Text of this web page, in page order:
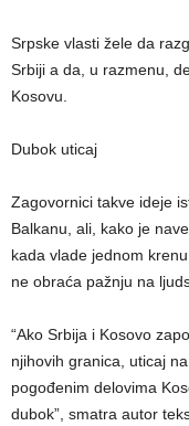
Srpske vlasti žele da
Srbiji a da, u razmenu,
Kosovu.
Dubok uticaj
Zagovornici takve ideje
Balkanu, ali, kako je
kada vlade jednom
ne obraća pažnju na
“Ako Srbija i Kosovo
njihovih granica, uticaj
pogođenim delovima
dubok”, smatra autor